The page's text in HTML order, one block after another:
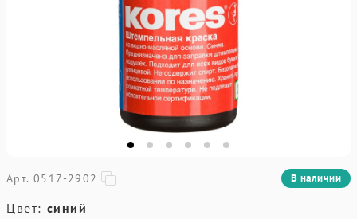
Арт. 0517-2902 В наличии
Цвет: синий